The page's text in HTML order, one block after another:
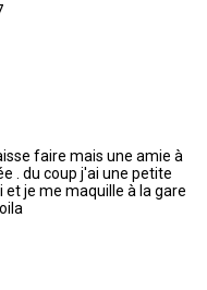
faire mais une amie à
. du coup j'ai une petite
je me maquille à la gare